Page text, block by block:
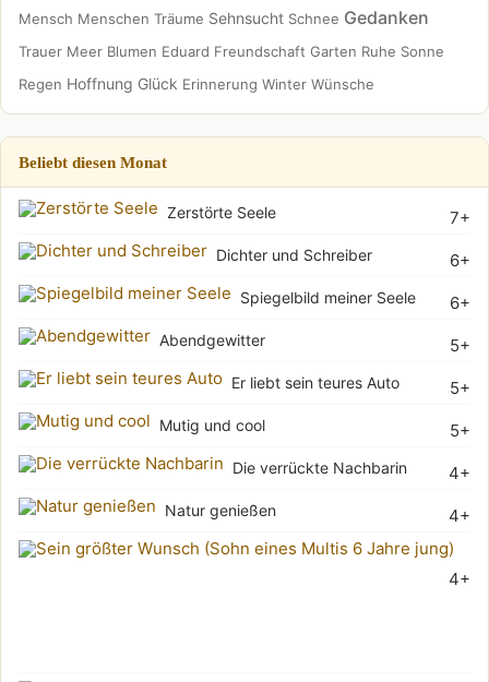
Mensch Menschen Träume Sehnsucht Schnee Gedanken
Trauer Meer Blumen Eduard Freundschaft Garten Ruhe Sonne
Regen Hoffnung Glück Erinnerung Winter Wünsche
Beliebt diesen Monat
7+
Zerstörte Seele
6+
Dichter und Schreiber
6+
Spiegelbild meiner Seele
5+
Abendgewitter
5+
Er liebt sein teures Auto
5+
Mutig und cool
4+
Die verrückte Nachbarin
4+
Natur genießen
4+